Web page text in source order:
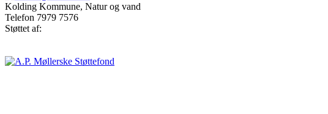
Kolding Kommune, Natur og vand
Telefon 7979 7576
Støttet af: